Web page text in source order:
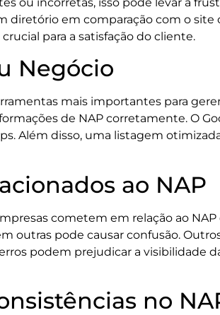
em comparação com o
para a satisfação do cliente.
Negócio
mais importantes para
de NAP corretamente. O
Além disso, uma listagem
ao NAP
cometem em relação ao
outras pode causar confusão.
podem prejudicar a visibilidade
no